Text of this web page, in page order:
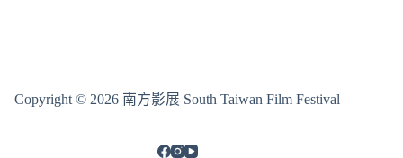
Copyright © 2026 南方影展 South Taiwan Film Festival